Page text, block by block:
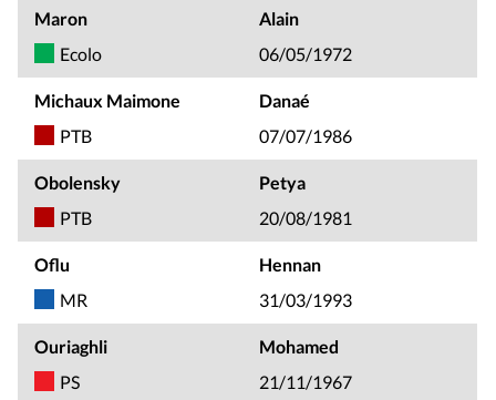
Maron
Alain
Ecolo
06/05/1972
Michaux Maimone
Danaé
PTB
07/07/1986
Obolensky
Petya
PTB
20/08/1981
Oflu
Hennan
MR
31/03/1993
Ouriaghli
Mohamed
PS
21/11/1967